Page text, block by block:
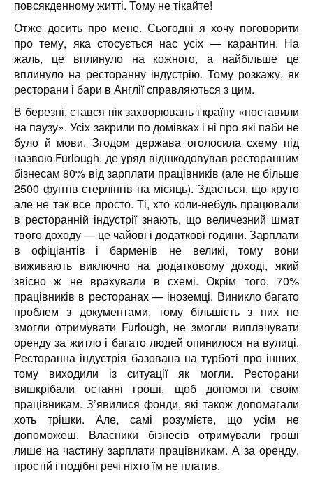
повсякденному житті. Тому не тікайте!
Отже досить про мене. Сьогодні я хочу поговорити
про тему, яка стосується нас усіх — карантин. На
жаль, це вплинуло на кожного, а найбільше це
вплинуло на ресторанну індустрію. Тому розкажу, як
ресторани і бари в Англії справляються з цим.
В березні, стався пік захворювань і країну «поставили
на паузу». Усіх закрили по домівках і ні про які паби не
було й мови. Згодом держава оголосила схему під
назвою Furlough, де уряд відшкодовував ресторанним
бізнесам 80% від зарплати працівників (але не більше
2500 фунтів стерлінгів на місяць). Здається, що круто
але не так все просто. Ті, хто коли-небудь працювали
в ресторанній індустрії знають, що величезний шмат
твого доходу — це чайові і додаткові години. Зарплати
в офіціантів і барменів не великі, тому вони
виживають виключно на додатковому доході, який
звісно ж не врахували в схемі. Окрім того, 70%
працівників в ресторанах — іноземці. Виникло багато
проблем з документами, тому більшість з них не
змогли отримувати Furlough, не змогли виплачувати
оренду за житло і багато людей опинилося на вулиці.
Ресторанна індустрія базована на турботі про інших,
тому виходили із ситуації як могли. Ресторани
вишкрібали останні гроші, щоб допомогти своїм
працівникам. З’явилися фонди, які також допомагали
хоть трішки. Але, самі розумієте, що усім не
допоможеш. Власники бізнесів отримували гроші
лише на частину зарплати працівникам. А за оренду,
простій і подібні речі ніхто їм не платив.